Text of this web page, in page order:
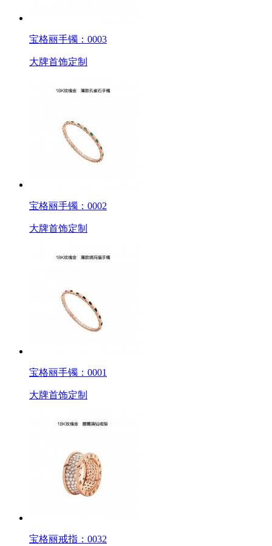
宝格丽手镯：0003
大牌首饰定制
宝格丽手镯：0002
大牌首饰定制
宝格丽手镯：0001
大牌首饰定制
宝格丽戒指：0032